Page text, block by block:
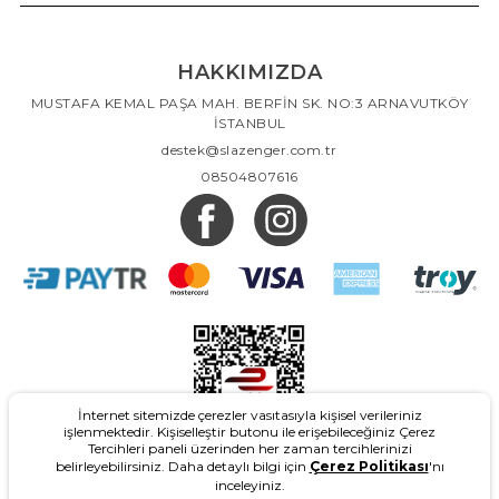
fiyatların yanı sıra klasik stil ve streç yapılarıyla seçebileceğin çeşitli boxer
seçerek konforundan ve avantajlarından yararlanabilirsin. Rahatlığı, desenleri ve
çok yönlü renkleriyle öne çıkan Slazenger erkek iç çamaşır çeşitlerine göz
atabilir aralarından dilediğin gibi seçim yapabilirsin.
HAKKIMIZDA
MUSTAFA KEMAL PAŞA MAH. BERFİN SK. NO:3 ARNAVUTKÖY
İSTANBUL
destek@slazenger.com.tr
08504807616
- Slazenger.com.tr - Tüm Hakları Saklıdır.
İnternet sitemizde çerezler vasıtasıyla kişisel verileriniz
işlenmektedir. Kişiselleştir butonu ile erişebileceğiniz Çerez
Tercihleri paneli üzerinden her zaman tercihlerinizi
belirleyebilirsiniz. Daha detaylı bilgi için Çerez Politikası'nı
inceleyiniz.